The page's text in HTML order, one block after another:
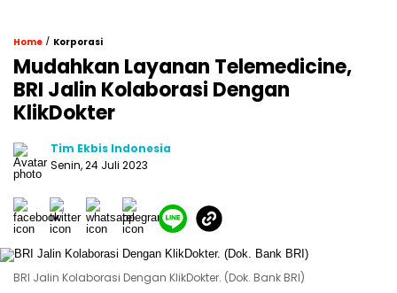
Home / Korporasi
Mudahkan Layanan Telemedicine,
BRI Jalin Kolaborasi Dengan
KlikDokter
Tim Ekbis Indonesia
Senin, 24 Juli 2023
BRI Jalin Kolaborasi Dengan KlikDokter. (Dok. Bank BRI)